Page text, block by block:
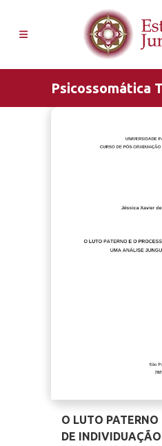
Psicossomática
O LUTO PATERNO
DE